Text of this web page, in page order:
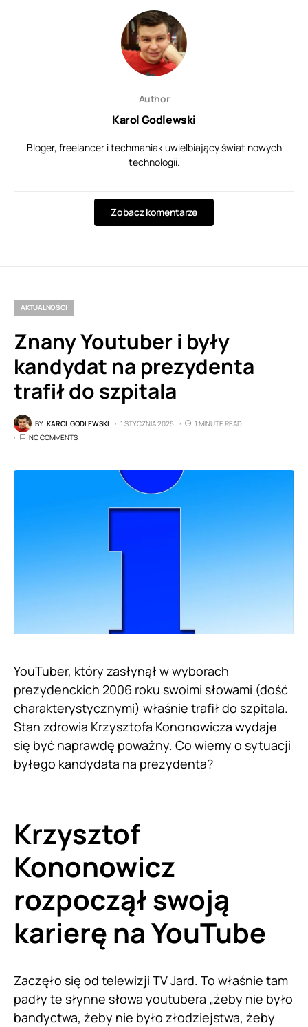
Author
Karol Godlewski
Bloger, freelancer i techmaniak uwielbiający świat nowych
technologii.
Zobacz komentarze
AKTUALNOŚCI
Znany Youtuber i były
kandydat na prezydenta
trafił do szpitala
BY KAROL GODLEWSKI 1 STYCZNIA 2025
1 MINUTE READ
NO COMMENTS
YouTuber, który zasłynął w wyborach
prezydenckich 2006 roku swoimi słowami (dość
charakterystycznymi) właśnie trafił do szpitala.
Stan zdrowia Krzysztofa Kononowicza wydaje
się być naprawdę poważny. Co wiemy o sytuacji
byłego kandydata na prezydenta?
Krzysztof
Kononowicz
rozpoczął swoją
karierę na YouTube
Zaczęło się od telewizji TV Jard. To właśnie tam
padły te słynne słowa youtubera „żeby nie było
bandyctwa, żeby nie było złodziejstwa, żeby